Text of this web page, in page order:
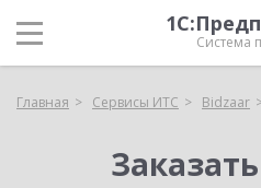
Система
Главная Сервисы ИТС Bidzaar